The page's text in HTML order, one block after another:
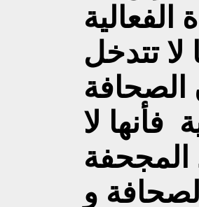
لا تتدخل
فأنها لا
المجحفة
و